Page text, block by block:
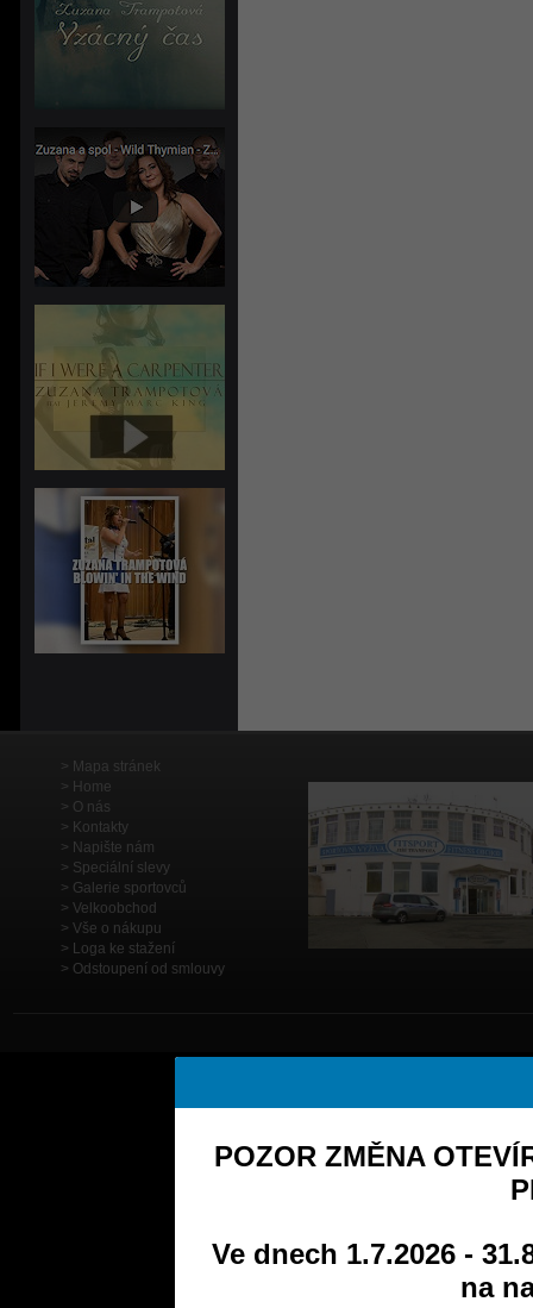
Mapa stránek
Home
O nás
Kontakty
Napište nám
Speciální slevy
Galerie sportovců
Velkoobchod
Vše o nákupu
Loga ke stažení
Odstoupení od smlouvy
POZOR ZMĚNA
Ve dnech 1.7.2026 -
na